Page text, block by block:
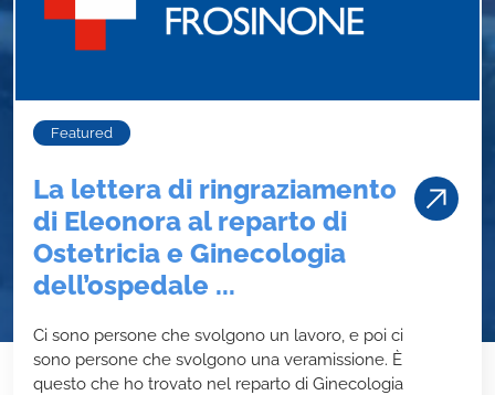
Featured
La lettera di ringraziamento
di Eleonora al reparto di
Ostetricia e Ginecologia
dell’ospedale ...
Ci sono persone che svolgono un lavoro, e poi ci
sono persone che svolgono una veramissione. È
questo che ho trovato nel reparto di Ginecologia